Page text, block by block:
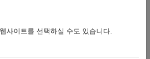
사이트를 선택하실 수도 있습니다.